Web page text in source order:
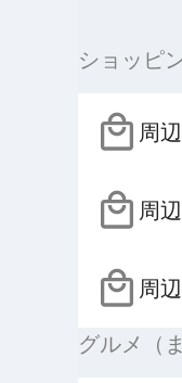
ショッピ
周
周
周
グルメ（